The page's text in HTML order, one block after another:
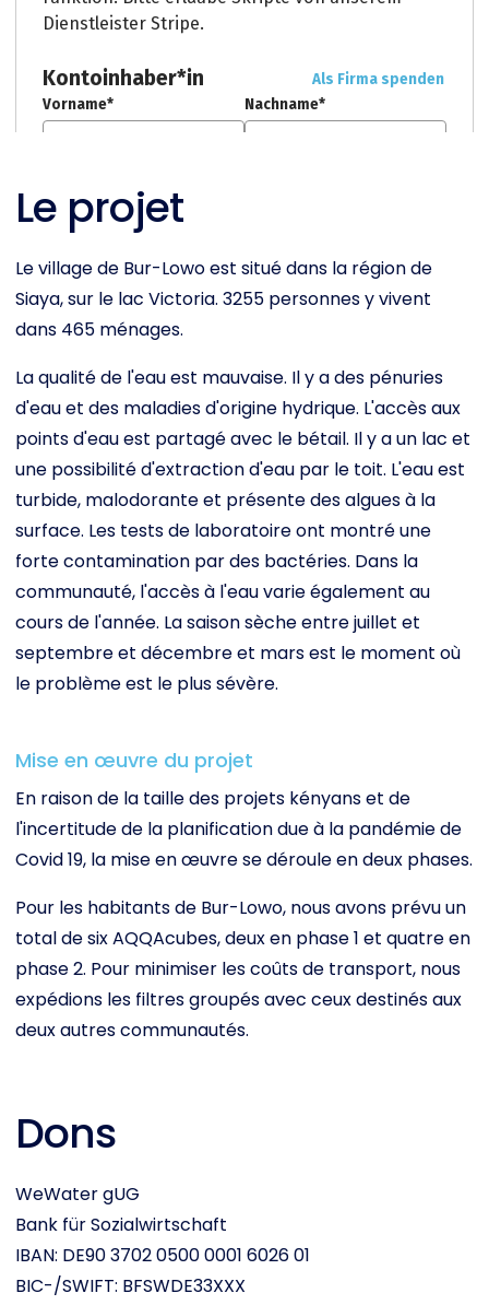
Le projet
Le village de Bur-Lowo est situé dans la région de
Siaya, sur le lac Victoria. 3255 personnes y vivent
dans 465 ménages.
La qualité de l'eau est mauvaise. Il y a des pénuries
d'eau et des maladies d'origine hydrique. L'accès aux
points d'eau est partagé avec le bétail. Il y a un lac et
une possibilité d'extraction d'eau par le toit. L'eau est
turbide, malodorante et présente des algues à la
surface. Les tests de laboratoire ont montré une
forte contamination par des bactéries. Dans la
communauté, l'accès à l'eau varie également au
cours de l'année. La saison sèche entre juillet et
septembre et décembre et mars est le moment où
le problème est le plus sévère.
Mise en œuvre du projet
En raison de la taille des projets kényans et de
l'incertitude de la planification due à la pandémie de
Covid 19, la mise en œuvre se déroule en deux phases.
Pour les habitants de Bur-Lowo, nous avons prévu un
total de six AQQAcubes, deux en phase 1 et quatre en
phase 2. Pour minimiser les coûts de transport, nous
expédions les filtres groupés avec ceux destinés aux
deux autres communautés.
Dons
WeWater gUG
Bank für Sozialwirtschaft
IBAN: DE90 3702 0500 0001 6026 01
BIC-/SWIFT: BFSWDE33XXX